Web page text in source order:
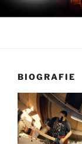
Skip
to
MR.
Mr. Joe Abe –
BIOGRAFIE